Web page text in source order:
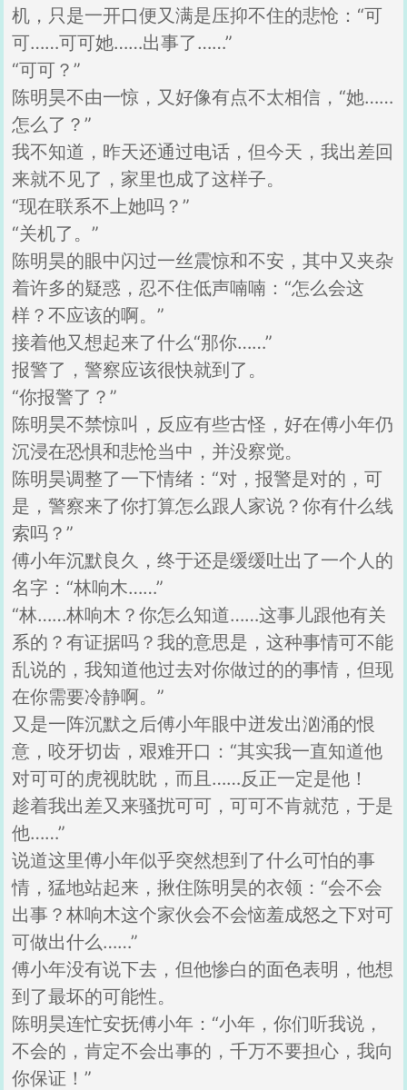
机，只是一开口便又满是压抑不住的悲怆：“可
可……可可她……出事了……”
“可可？”
陈明昊不由一惊，又好像有点不太相信，“她……
怎么了？”
我不知道，昨天还通过电话，但今天，我出差回
来就不见了，家里也成了这样子。
“现在联系不上她吗？”
“关机了。”
陈明昊的眼中闪过一丝震惊和不安，其中又夹杂
着许多的疑惑，忍不住低声喃喃：“怎么会这
样？不应该的啊。”
接着他又想起来了什么“那你……”
报警了，警察应该很快就到了。
“你报警了？”
陈明昊不禁惊叫，反应有些古怪，好在傅小年仍
沉浸在恐惧和悲怆当中，并没察觉。
陈明昊调整了一下情绪：“对，报警是对的，可
是，警察来了你打算怎么跟人家说？你有什么线
索吗？”
傅小年沉默良久，终于还是缓缓吐出了一个人的
名字：“林响木……”
“林……林响木？你怎么知道……这事儿跟他有关
系的？有证据吗？我的意思是，这种事情可不能
乱说的，我知道他过去对你做过的的事情，但现
在你需要冷静啊。”
又是一阵沉默之后傅小年眼中迸发出汹涌的恨
意，咬牙切齿，艰难开口：“其实我一直知道他
对可可的虎视眈眈，而且……反正一定是他！
趁着我出差又来骚扰可可，可可不肯就范，于是
他……”
说道这里傅小年似乎突然想到了什么可怕的事
情，猛地站起来，揪住陈明昊的衣领：“会不会
出事？林响木这个家伙会不会恼羞成怒之下对可
可做出什么……”
傅小年没有说下去，但他惨白的面色表明，他想
到了最坏的可能性。
陈明昊连忙安抚傅小年：“小年，你们听我说，
不会的，肯定不会出事的，千万不要担心，我向
你保证！”